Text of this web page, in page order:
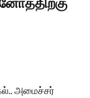
அமைச்சர்